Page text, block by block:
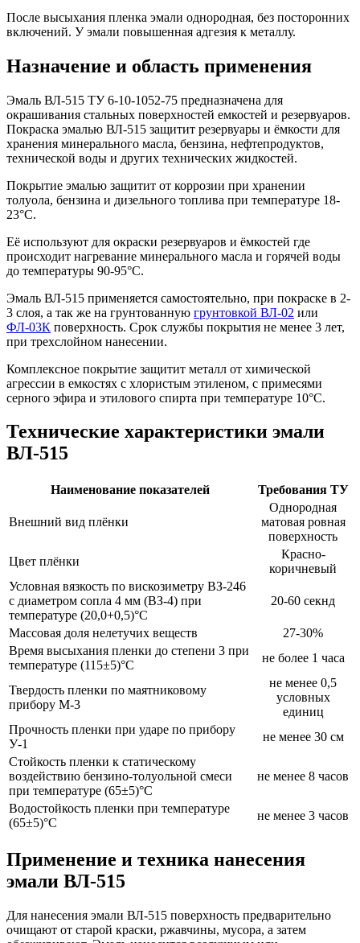
После высыхания пленка эмали однородная, без посторонних
включений. У эмали повышенная адгезия к металлу.
Назначение и область применения
Эмаль ВЛ-515 ТУ 6-10-1052-75 предназначена для
окрашивания стальных поверхностей емкостей и резервуаров.
Покраска эмалью ВЛ-515 защитит резервуары и ёмкости для
хранения минерального масла, бензина, нефтепродуктов,
технической воды и других технических жидкостей.
Покрытие эмалью защитит от коррозии при хранении
толуола, бензина и дизельного топлива при температуре 18-
23°С.
Её используют для окраски резервуаров и ёмкостей где
происходит нагревание минерального масла и горячей воды
до температуры 90-95°С.
Эмаль ВЛ-515 применяется самостоятельно, при покраске в 2-
3 слоя, а так же на грунтованную грунтовкой ВЛ-02 или
ФЛ-03К поверхность. Срок службы покрытия не менее 3 лет,
при трехслойном нанесении.
Комплексное покрытие защитит металл от химической
агрессии в емкостях с хлористым этиленом, с примесями
серного эфира и этилового спирта при температуре 10°С.
Технические характеристики эмали
ВЛ-515
Наименование показателей Требования ТУ
Внешний вид плёнки
Однородная
матовая ровная
поверхность
Цвет плёнки
Красно-
коричневый
Условная вязкость по вискозиметру ВЗ-246
с диаметром сопла 4 мм (ВЗ-4) при
температуре (20,0+0,5)°С
20-60 секнд
Массовая доля нелетучих веществ
27-30%
Время высыхания пленки до степени 3 при
температуре (115±5)°С
не более 1 часа
Твердость пленки по маятниковому
прибору М-3
не менее 0,5
условных
единиц
Прочность пленки при ударе по прибору
У-1
не менее 30 см
Стойкость пленки к статическому
воздействию бензино-толуольной смеси
при температуре (65±5)°С
не менее 8 часов
Водостойкость пленки при температуре
(65±5)°С
не менее 3 часов
Применение и техника нанесения
эмали ВЛ-515
Для нанесения эмали ВЛ-515 поверхность предварительно
очищают от старой краски, ржавчины, мусора, а затем